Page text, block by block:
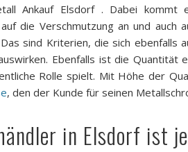
Ankauf Elsdorf . Dabei kommt
die Verschmutzung an und auch
sind Kriterien, die sich ebenfalls
Ebenfalls ist die Quantität
Rolle spielt. Mit Höhe der
, den der Kunde für seinen
in Elsdorf ist